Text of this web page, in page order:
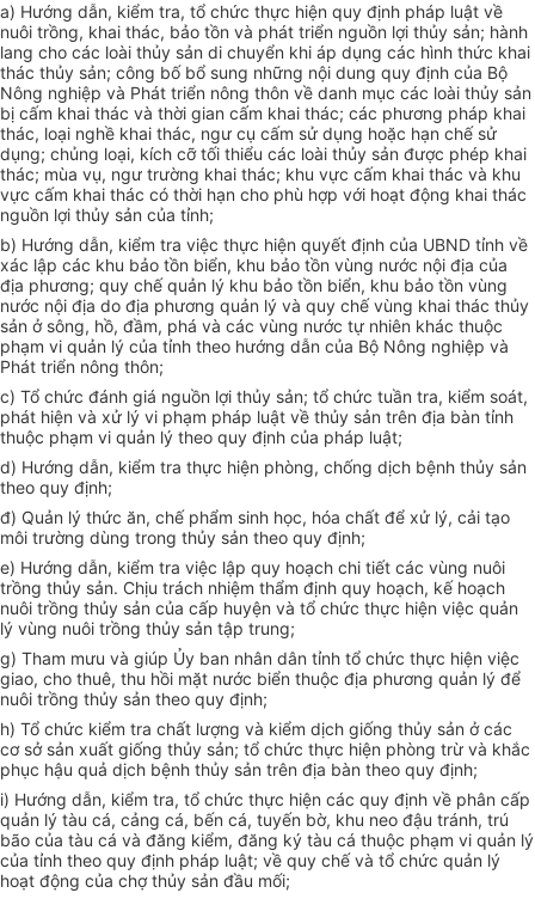
a) Hướng dẫn, kiểm tra, tổ chức thực hiện quy định pháp luật về
nuôi trồng, khai thác, bảo tồn và phát triển nguồn lợi thủy sản; hành
lang cho các loài thủy sản di chuyển khi áp dụng các hình thức khai
thác thủy sản; công bố bổ sung những nội dung quy định của Bộ
Nông nghiệp và Phát triển nông thôn về danh mục các loài thủy sản
bị cấm khai thác và thời gian cấm khai thác; các phương pháp khai
thác, loại nghề khai thác, ngư cụ cấm sử dụng hoặc hạn chế sử
dụng; chủng loại, kích cỡ tối thiểu các loài thủy sản được phép khai
thác; mùa vụ, ngư trường khai thác; khu vực cấm khai thác và khu
vực cấm khai thác có thời hạn cho phù hợp với hoạt động khai thác
nguồn lợi thủy sản của tỉnh;
b) Hướng dẫn, kiểm tra việc thực hiện quyết định của UBND tỉnh về
xác lập các khu bảo tồn biển, khu bảo tồn vùng nước nội địa của
địa phương; quy chế quản lý khu bảo tồn biển, khu bảo tồn vùng
nước nội địa do địa phương quản lý và quy chế vùng khai thác thủy
sản ở sông, hồ, đầm, phá và các vùng nước tự nhiên khác thuộc
phạm vi quản lý của tỉnh theo hướng dẫn của Bộ Nông nghiệp và
Phát triển nông thôn;
c) Tổ chức đánh giá nguồn lợi thủy sản; tổ chức tuần tra, kiểm soát,
phát hiện và xử lý vi phạm pháp luật về thủy sản trên địa bàn tỉnh
thuộc phạm vi quản lý theo quy định của pháp luật;
d) Hướng dẫn, kiểm tra thực hiện phòng, chống dịch bệnh thủy sản
theo quy định;
đ) Quản lý thức ăn, chế phẩm sinh học, hóa chất để xử lý, cải tạo
môi trường dùng trong thủy sản theo quy định;
e) Hướng dẫn, kiểm tra việc lập quy hoạch chi tiết các vùng nuôi
trồng thủy sản. Chịu trách nhiệm thẩm định quy hoạch, kế hoạch
nuôi trồng thủy sản của cấp huyện và tổ chức thực hiện việc quản
lý vùng nuôi trồng thủy sản tập trung;
g) Tham mưu và giúp Ủy ban nhân dân tỉnh tổ chức thực hiện việc
giao, cho thuê, thu hồi mặt nước biển thuộc địa phương quản lý để
nuôi trồng thủy sản theo quy định;
h) Tổ chức kiểm tra chất lượng và kiểm dịch giống thủy sản ở các
cơ sở sản xuất giống thủy sản; tổ chức thực hiện phòng trừ và khắc
phục hậu quả dịch bệnh thủy sản trên địa bàn theo quy định;
i) Hướng dẫn, kiểm tra, tổ chức thực hiện các quy định về phân cấp
quản lý tàu cá, cảng cá, bến cá, tuyến bờ, khu neo đậu tránh, trú
bão của tàu cá và đăng kiểm, đăng ký tàu cá thuộc phạm vi quản lý
của tỉnh theo quy định pháp luật; về quy chế và tổ chức quản lý
hoạt động của chợ thủy sản đầu mối;